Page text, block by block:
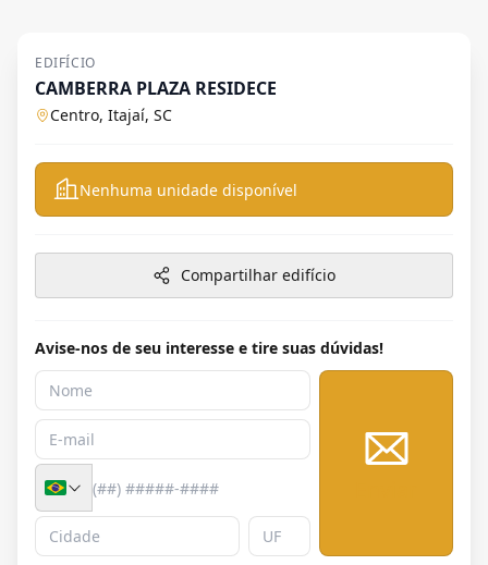
EDIFÍCIO
CAMBERRA PLAZA RESIDECE
Centro, Itajaí, SC
Nenhuma unidade disponível
Compartilhar edifício
Avise-nos de seu interesse e tire suas dúvidas!